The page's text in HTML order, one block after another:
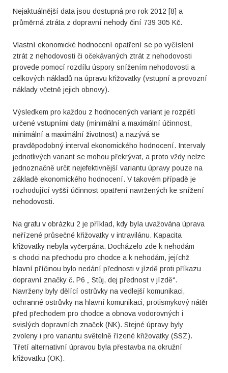
Nejaktuálnější data jsou dostupná pro rok 2012 [8] a
průměrná ztráta z dopravní nehody činí 739 305 Kč.
Vlastní ekonomické hodnocení opatření se po vyčíslení
ztrát z nehodovosti či očekávaných ztrát z nehodovosti
provede pomocí rozdílu úspory snížením nehodovosti a
celkových nákladů na úpravu křižovatky (vstupní a provozní
náklady včetně jejich obnovy).
Výsledkem pro každou z hodnocených variant je rozpětí
určené vstupními daty (minimální a maximální účinnost,
minimální a maximální životnost) a nazývá se
pravděpodobný interval ekonomického hodnocení. Intervaly
jednotlivých variant se mohou překrývat, a proto vždy nelze
jednoznačně určit nejefektivnější variantu úpravy pouze na
základě ekonomického hodnocení. V takovém případě je
rozhodující vyšší účinnost opatření navržených ke snížení
nehodovosti.
Na grafu v obrázku 2 je příklad, kdy byla uvažována úprava
neřízené průsečné křižovatky v intravilánu. Kapacita
křižovatky nebyla vyčerpána. Docházelo zde k nehodám
s chodci na přechodu pro chodce a k nehodám, jejíchž
hlavní příčinou bylo nedání přednosti v jízdě proti příkazu
dopravní značky č. P6 „ Stůj, dej přednost v jízdě“.
Navrženy byly dělící ostrůvky na vedlejší komunikaci,
ochranné ostrůvky na hlavní komunikaci, protismykový nátěr
před přechodem pro chodce a obnova vodorovných i
svislých dopravních značek (NK). Stejné úpravy byly
zvoleny i pro variantu světelně řízené křižovatky (SSZ).
Třetí alternativní úpravou byla přestavba na okružní
křižovatku (OK).